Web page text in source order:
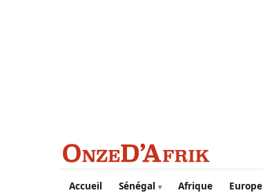
Aller au contenu principal
Accueil Sénégal Afrique Europe